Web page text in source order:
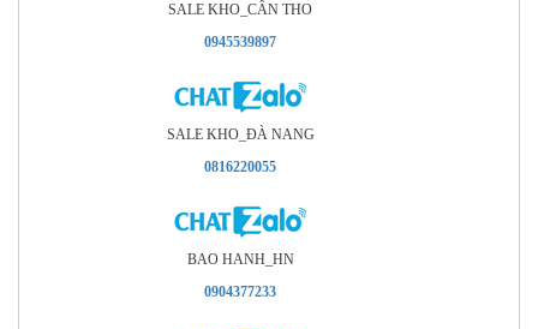
SALE KHO_CÂN THO
0945539897
SALE KHO_ÐÀ NANG
0816220055
BAO HANH_HN
0904377233